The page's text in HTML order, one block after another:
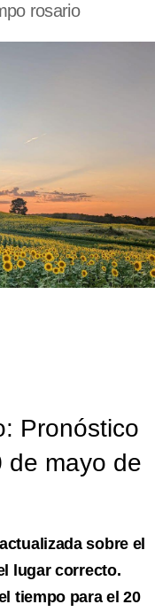
rosario
Pronóstico
de mayo de
sobre el
lugar correcto.
tiempo para el 20